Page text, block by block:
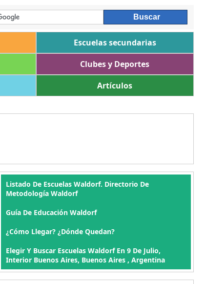
Escuelas secundarias
Clubes y Deportes
Artículos
Listado De Escuelas Waldorf. Directorio De
Metodología Waldorf
Guía De Educación Waldorf
¿Cómo Llegar? ¿Dónde Quedan?
Elegir Y Buscar Escuelas Waldorf En 9 De Julio,
Interior Buenos Aires, Buenos Aires , Argentina